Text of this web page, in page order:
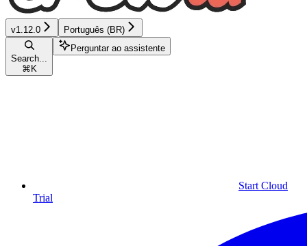
v1.12.0 Português (BR)
Search...
⌘ K
Perguntar ao assistente
Start Cloud
Trial